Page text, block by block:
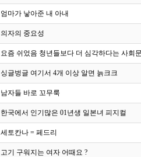
엄마가 낳아준 내 아내
의자의 중요성
요즘 쉬었음 청년들보다 더 심각하다는 사회
싱글벙글 여기서 4개 이상 알면 늙크크
남자들 바로 꼬무룩
한국에서 인기많은 01년생 일본녀 피지컬
세토칸나 = 페드리
고기 구워지는 여자 어때요 ?